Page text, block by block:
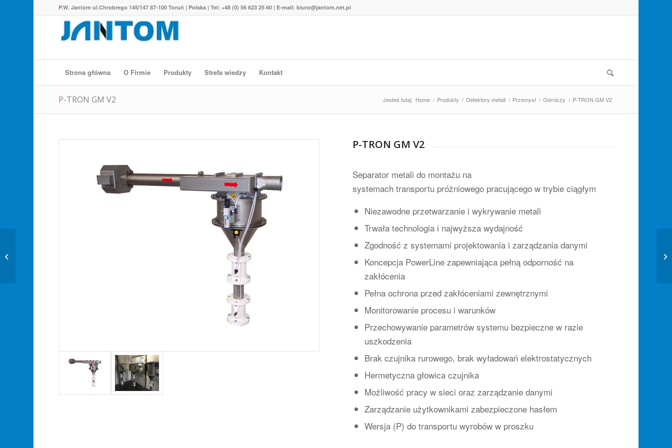
P.W. Jantom ul.Chrobrego 145/147 87-100 Toruń | Polska | Tel: +48 (0) 56 623 25 60 | E-mail: biuro@jantom.net.pl
Strona główna O Firmie Produkty Strefa wiedzy Kontakt
P-TRON GM V2 Jesteś tutaj: Home / Produkty / Detektory metali / Przemysł / Górniczy / P-TRON GM V2
P-TRON GM V2
Separator metali do montażu na
systemach transportu próżniowego pracującego w trybie ciągłym
Niezawodne przetwarzanie i wykrywanie metali
Trwała technologia i najwyższa wydajność
Zgodność z systemami projektowania i zarządzania danymi
Koncepcja PowerLine zapewniająca pełną odporność na
zakłócenia
Pełna ochrona przed zakłóceniami zewnętrznymi
Monitorowanie procesu i warunków
Przechowywanie parametrów systemu bezpieczne w razie
uszkodzenia
Brak czujnika rurowego, brak wyładowań elektrostatycznych
Hermetyczna głowica czujnika
Możliwość pracy w sieci oraz zarządzanie danymi
Zarządzanie użytkownikami zabezpieczone hasłem
Wersja (P) do transportu wyrobów w proszku